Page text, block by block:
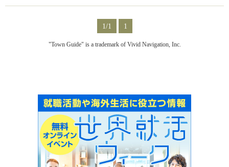
1/1 1
"Town Guide" is a trademark of Vivid Navigation, Inc.